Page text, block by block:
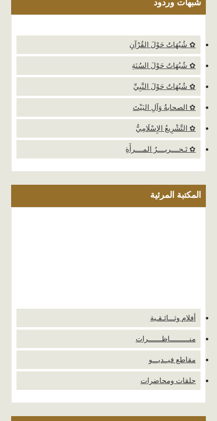
شٌبهات وردود
✿ شُبُهَاتٌ حَوْلَ القُرْآنِ
✿ شُبُهَاتٌ حَوْلَ السُنَةِ
✿ شُبُهَاتٌ حَوْلَ النَّبِيِّ
✿ الصحابةُ وَآلِ البَيْتَ
✿ التَّشْرِيعُ الإِسْلَامِيُّ
✿ تَـحــــريــــرُ المــــرأَةِ
المكتبة المرئية
أفلام وثـــائـقـية
منــــــــــاظـــــــرات
مقاطع فيــديـــو
حلقات ومحاضرات